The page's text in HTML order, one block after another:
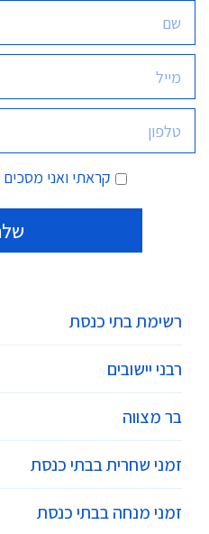
קראתי ואני מסכים
רשימת בתי כנסת
רבני יישובים
בר מצווה
זמני שחרית בבתי כנסת
זמני מנחה בבתי כנסת